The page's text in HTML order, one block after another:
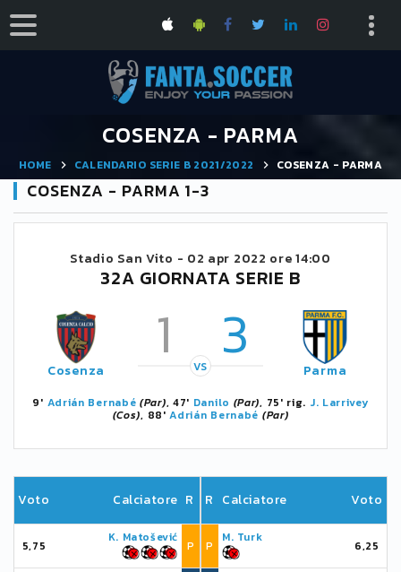
COSENZA - PARMA
HOME CALENDARIO SERIE B 2021/2022 COSENZA - PARMA
COSENZA - PARMA 1-3
Stadio San Vito - 02 apr 2022 ore 14:00
32A GIORNATA SERIE B
Cosenza 1 3
VS Parma
9' Adrián Bernabé (Par), 47' Danilo (Par), 75' rig. J. Larrivey
(Cos), 88'Adrián Bernabé (Par)
Voto Calciatore R
5,75
K. Matošević
P
R Calciatore Voto
P
M. Turk
6,25